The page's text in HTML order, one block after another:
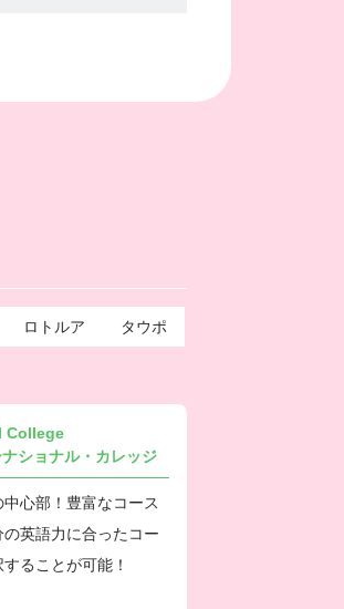
ロトルア タウポ
College
ショナル・カレッジ
心部！豊富なコース
の英語力に合ったコー
ることが可能！